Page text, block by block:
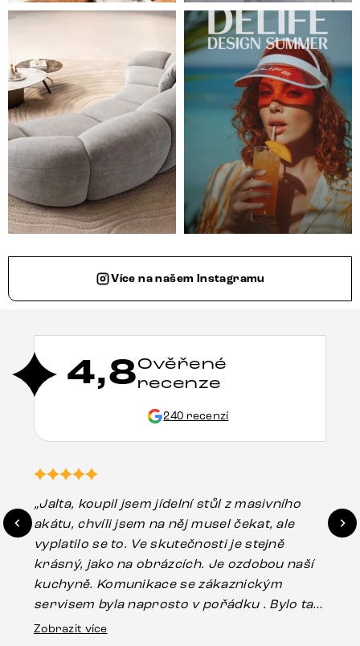
Ne každá pohovka je jen místem k sezení. Některé s
Léto je v plném proudu
Více na našem Instagramu
4,8Ověřené
recenze
240 recenzí
„Jalta, koupil jsem jídelní stůl z masivního
akátu, chvíli jsem na něj musel čekat, ale
vyplatilo se to. Ve skutečnosti je stejně
krásný, jako na obrázcích. Je ozdobou naší
kuchyně. Komunikace se zákaznickým
servisem byla naprosto v pořádku . Bylo tam
drobné poškození u nohy stolu, které mohlo
Zobrazit více